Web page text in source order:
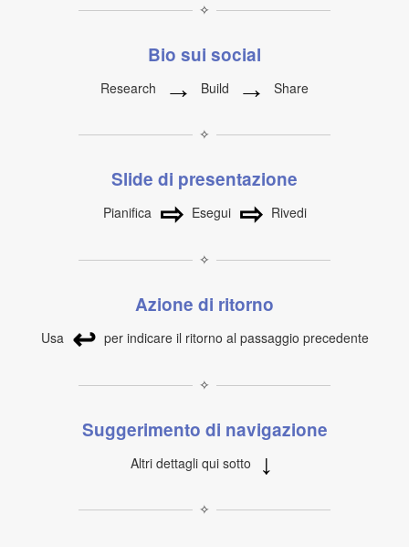
✧
Bio sui social
Research → Build → Share
✧
Slide di presentazione
Pianifica ⇨ Esegui ⇨ Rivedi
✧
Azione di ritorno
Usa ↩ per indicare il ritorno al passaggio precedente
✧
Suggerimento di navigazione
Altri dettagli qui sotto ↓
✧